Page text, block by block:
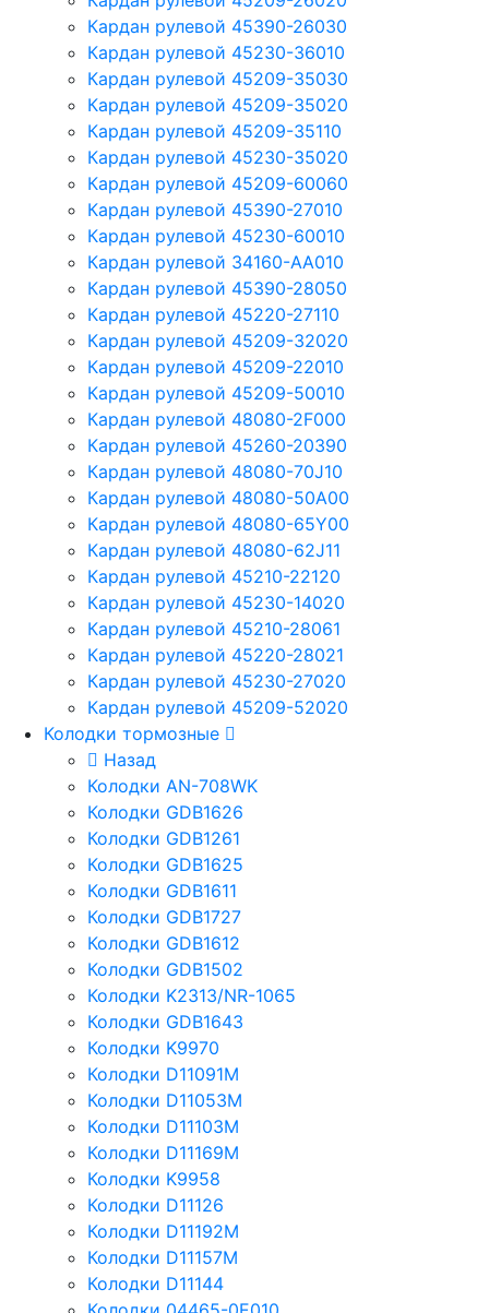
Кардан рулевой 45390-26030
Кардан рулевой 45230-36010
Кардан рулевой 45209-35030
Кардан рулевой 45209-35020
Кардан рулевой 45209-35110
Кардан рулевой 45230-35020
Кардан рулевой 45209-60060
Кардан рулевой 45390-27010
Кардан рулевой 45230-60010
Кардан рулевой 34160-AA010
Кардан рулевой 45390-28050
Кардан рулевой 45220-27110
Кардан рулевой 45209-32020
Кардан рулевой 45209-22010
Кардан рулевой 45209-50010
Кардан рулевой 48080-2F000
Кардан рулевой 45260-20390
Кардан рулевой 48080-70J10
Кардан рулевой 48080-50A00
Кардан рулевой 48080-65Y00
Кардан рулевой 48080-62J11
Кардан рулевой 45210-22120
Кардан рулевой 45230-14020
Кардан рулевой 45210-28061
Кардан рулевой 45220-28021
Кардан рулевой 45230-27020
Кардан рулевой 45209-52020
Колодки тормозные
Назад
Колодки AN-708WK
Колодки GDB1626
Колодки GDB1261
Колодки GDB1625
Колодки GDB1611
Колодки GDB1727
Колодки GDB1612
Колодки GDB1502
Колодки K2313/NR-1065
Колодки GDB1643
Колодки K9970
Колодки D11091M
Колодки D11053M
Колодки D11103M
Колодки D11169M
Колодки K9958
Колодки D11126
Колодки D11192M
Колодки D11157M
Колодки D11144